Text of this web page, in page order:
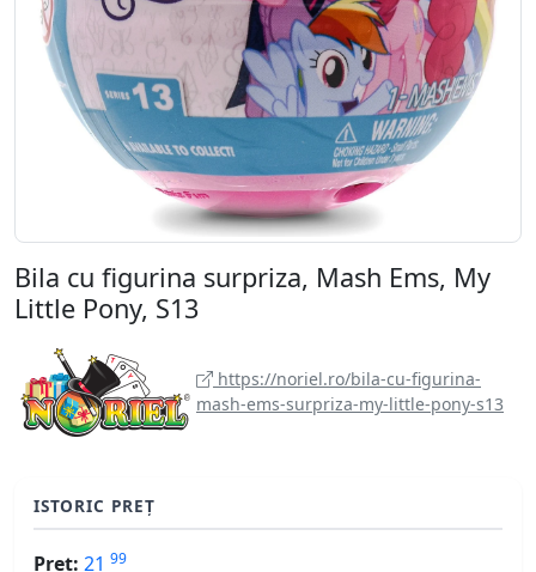
Bila cu figurina surpriza, Mash Ems, My
Little Pony, S13
https://noriel.ro/bila-cu-figurina-
mash-ems-surpriza-my-little-pony-s13
ISTORIC PREȚ
Preț: 21 99